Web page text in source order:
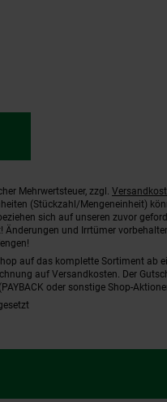
Mehrwertsteuer, zzgl.
(Stückzahl/Mengeneinheit)
sich auf unseren zuvor
Änderungen und Irrtümer
auf das komplette Sortiment ab
auf Versandkosten. Der
oder sonstige Shop-